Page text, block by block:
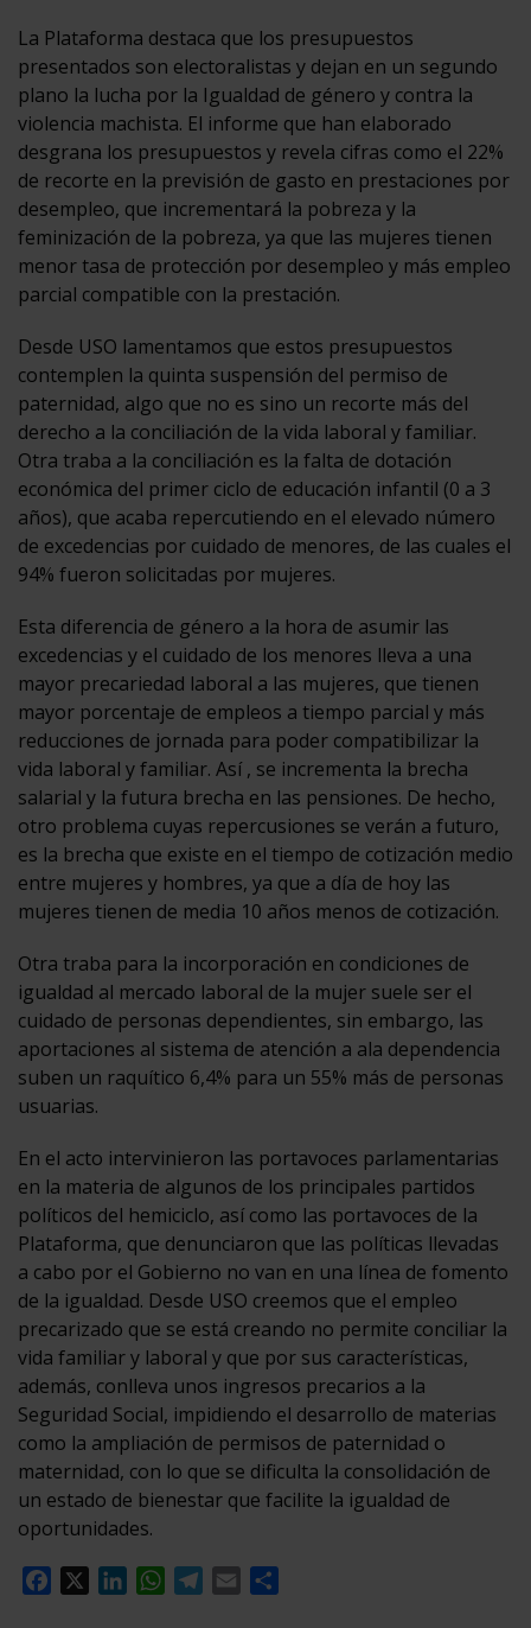
La Plataforma destaca que los presupuestos
presentados son electoralistas y dejan en un segundo
plano la lucha por la Igualdad de género y contra la
violencia machista. El informe que han elaborado
desgrana los presupuestos y revela cifras como el 22%
de recorte en la previsión de gasto en prestaciones por
desempleo, que incrementará la pobreza y la
feminización de la pobreza, ya que las mujeres tienen
menor tasa de protección por desempleo y más empleo
parcial compatible con la prestación.
Desde USO lamentamos que estos presupuestos
contemplen la quinta suspensión del permiso de
paternidad, algo que no es sino un recorte más del
derecho a la conciliación de la vida laboral y familiar.
Otra traba a la conciliación es la falta de dotación
económica del primer ciclo de educación infantil (0 a 3
años), que acaba repercutiendo en el elevado número
de excedencias por cuidado de menores, de las cuales el
94% fueron solicitadas por mujeres.
Esta diferencia de género a la hora de asumir las
excedencias y el cuidado de los menores lleva a una
mayor precariedad laboral a las mujeres, que tienen
mayor porcentaje de empleos a tiempo parcial y más
reducciones de jornada para poder compatibilizar la
vida laboral y familiar. Así , se incrementa la brecha
salarial y la futura brecha en las pensiones. De hecho,
otro problema cuyas repercusiones se verán a futuro,
es la brecha que existe en el tiempo de cotización medio
entre mujeres y hombres, ya que a día de hoy las
mujeres tienen de media 10 años menos de cotización.
Otra traba para la incorporación en condiciones de
igualdad al mercado laboral de la mujer suele ser el
cuidado de personas dependientes, sin embargo, las
aportaciones al sistema de atención a ala dependencia
suben un raquítico 6,4% para un 55% más de personas
usuarias.
En el acto intervinieron las portavoces parlamentarias
en la materia de algunos de los principales partidos
políticos del hemiciclo, así como las portavoces de la
Plataforma, que denunciaron que las políticas llevadas
a cabo por el Gobierno no van en una línea de fomento
de la igualdad. Desde USO creemos que el empleo
precarizado que se está creando no permite conciliar la
vida familiar y laboral y que por sus características,
además, conlleva unos ingresos precarios a la
Seguridad Social, impidiendo el desarrollo de materias
como la ampliación de permisos de paternidad o
maternidad, con lo que se dificulta la consolidación de
un estado de bienestar que facilite la igualdad de
oportunidades.
Facebook
LinkedInWhatsApp
Telegram
Email